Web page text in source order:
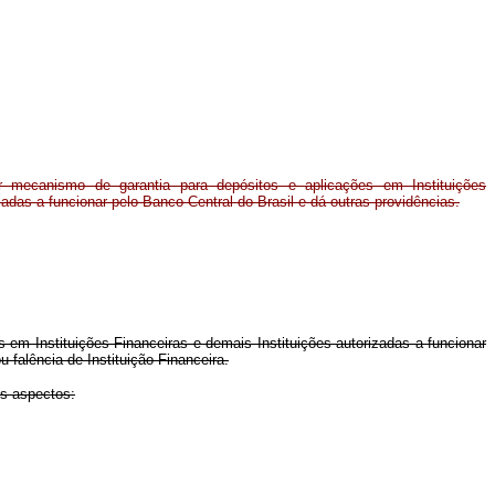
de garantia para depósitos e aplicações em Instituições
a funcionar pelo Banco Central do Brasil e dá outras providências.
Instituições Financeiras e demais Instituições autorizadas a funcionar
falência de Instituição Financeira.
aspectos: